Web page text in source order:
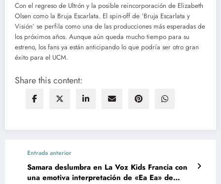
Con el regreso de Ultrón y la posible reincorporación de Elizabeth
Olsen como la Bruja Escarlata. El spin-off de ‘Bruja Escarlata y
Visión’ se perfila como una de las producciones más esperadas de
los próximos años. Aunque aún queda mucho tiempo para su
estreno, los fans ya están anticipando lo que podría ser otro gran
éxito para el UCM.
Share this content:
Entrada anterior
Samara deslumbra en La Voz Kids Francia con
una emotiva interpretación de «Ea Ea» de